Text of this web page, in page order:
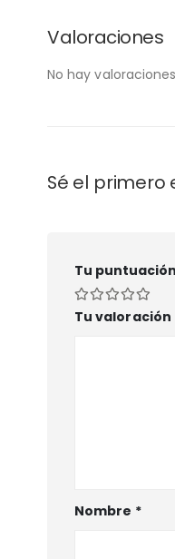
Valoraciones
No hay
Sé el primero
Tu puntuación
Tu valoración
Nombre *